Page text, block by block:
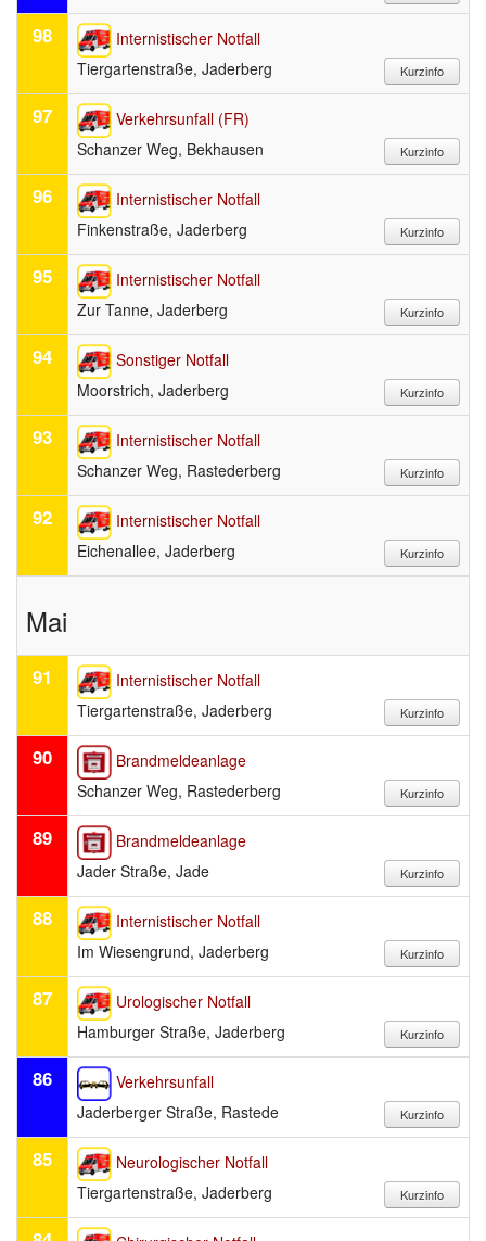
98
Internistischer Notfall
Tiergartenstraße, Jaderberg
97
Verkehrsunfall (FR)
Schanzer Weg, Bekhausen
96
Internistischer Notfall
Finkenstraße, Jaderberg
95
Internistischer Notfall
Zur Tanne, Jaderberg
94
Sonstiger Notfall
Moorstrich, Jaderberg
93
Internistischer Notfall
Schanzer Weg, Rastederberg
92
Internistischer Notfall
Eichenallee, Jaderberg
Mai
91
Internistischer Notfall
Tiergartenstraße, Jaderberg
90
Brandmeldeanlage
Schanzer Weg, Rastederberg
89
Brandmeldeanlage
Jader Straße, Jade
88
Internistischer Notfall
Im Wiesengrund, Jaderberg
87
Urologischer Notfall
Hamburger Straße, Jaderberg
86
Verkehrsunfall
Jaderberger Straße, Rastede
85
Neurologischer Notfall
Tiergartenstraße, Jaderberg